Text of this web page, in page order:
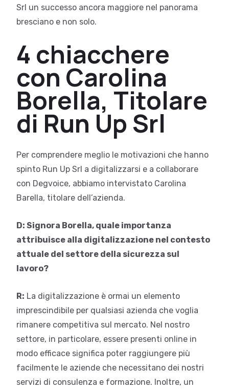
Srl un successo ancora maggiore nel panorama
bresciano e non solo.
4 chiacchere
con Carolina
Borella, Titolare
di Run Up Srl
Per comprendere meglio le motivazioni che hanno
spinto Run Up Srl a digitalizzarsi e a collaborare
con Degvoice, abbiamo intervistato Carolina
Barella, titolare dell’azienda.
D: Signora Borella, quale importanza
attribuisce alla digitalizzazione nel contesto
attuale del settore della sicurezza sul
lavoro?
R: La digitalizzazione è ormai un elemento
imprescindibile per qualsiasi azienda che voglia
rimanere competitiva sul mercato. Nel nostro
settore, in particolare, essere presenti online in
modo efficace significa poter raggiungere più
facilmente le aziende che necessitano dei nostri
servizi di consulenza e formazione. Inoltre, un